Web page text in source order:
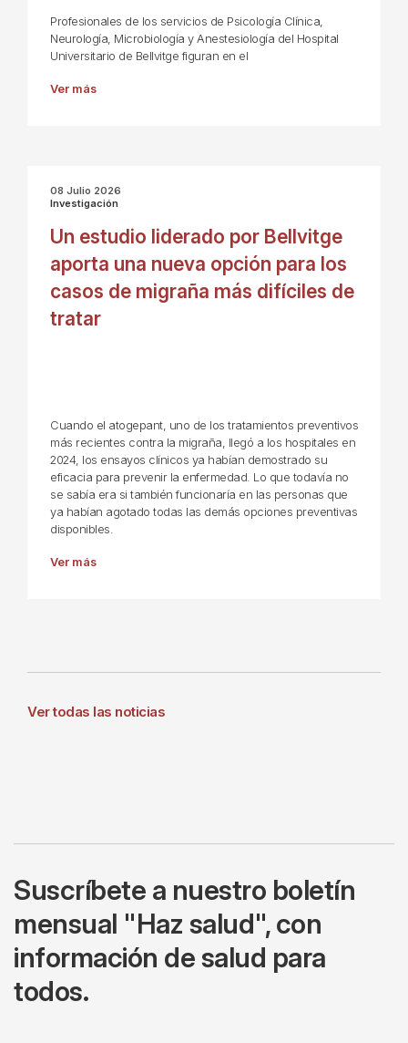
Profesionales de los servicios de Psicología Clínica,
Neurología, Microbiología y Anestesiología del Hospital
Universitario de Bellvitge figuran en el
Ver más
08 Julio 2026
Investigación
Un estudio liderado por Bellvitge
aporta una nueva opción para los
casos de migraña más difíciles de
tratar
Cuando el atogepant, uno de los tratamientos preventivos
más recientes contra la migraña, llegó a los hospitales en
2024, los ensayos clínicos ya habían demostrado su
eficacia para prevenir la enfermedad. Lo que todavía no
se sabía era si también funcionaría en las personas que
ya habían agotado todas las demás opciones preventivas
disponibles.
Ver más
Ver todas las noticias
Suscríbete a nuestro boletín
mensual "Haz salud", con
información de salud para
todos.